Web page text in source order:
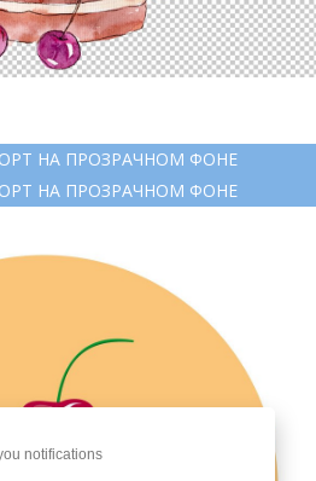
НА ПРОЗРАЧНОМ ФОНЕ
НА ПРОЗРАЧНОМ ФОНЕ
notifications